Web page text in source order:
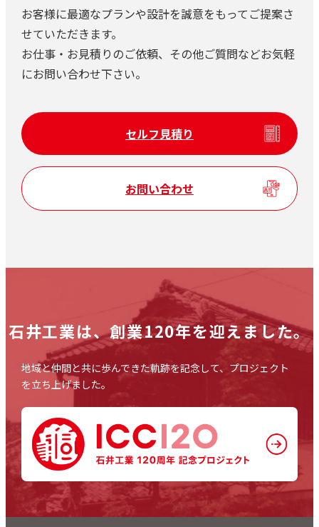
お客様に最適なプランや設計を誠意をもってご提案さ
せていただきます。
お仕事・お見積りのご依頼、その他ご質問などお気軽
にお問い合わせ下さい。
セルフ見積り
お問い合わせ
石井工業は、創業120年を迎えました。
地域と仲間と共に歩んできた軌跡を記念して、プロジェクト
を立ち上げました。